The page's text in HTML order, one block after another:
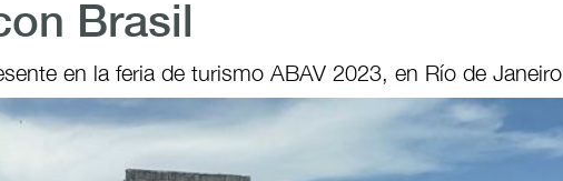
Brasil
en la feria de turismo ABAV 2023, en Río de Janeiro